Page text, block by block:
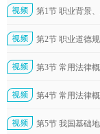
第1节 职业背景
第2节 职业道德
第3节 常用法律概
第4节 常用法律概
第5节 我国基础